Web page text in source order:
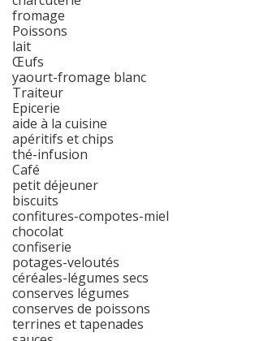
fromage
Poissons
lait
Œufs
yaourt-fromage blanc
Traiteur
Epicerie
aide à la cuisine
apéritifs et chips
thé-infusion
Café
petit déjeuner
biscuits
confitures-compotes-miel
chocolat
confiserie
potages-veloutés
céréales-légumes secs
conserves légumes
conserves de poissons
terrines et tapenades